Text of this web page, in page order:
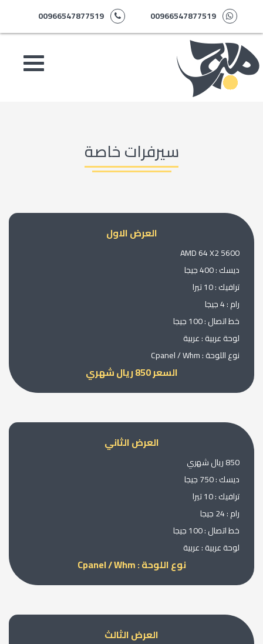
00966547877519
00966547877519
سيرفرات خاصة
العرض الاول
AMD 64 X2 5600
ديسك : 400 جيجا
ترافيك : 10 تيرا
رام : 4 جيجا
خط اتصال : 100 جيجا
لوحة عربية : عربية
نوع اللوحة : Cpanel / Whm
السعر 850 ريال شهري
العرض الثاني
850 ريال شهري
ديسك : 750 جيجا
ترافيك : 10 تيرا
رام : 24 جيجا
خط اتصال : 100 جيجا
لوحة عربية : عربية
نوع اللوحة : Cpanel / Whm
العرض الثالث